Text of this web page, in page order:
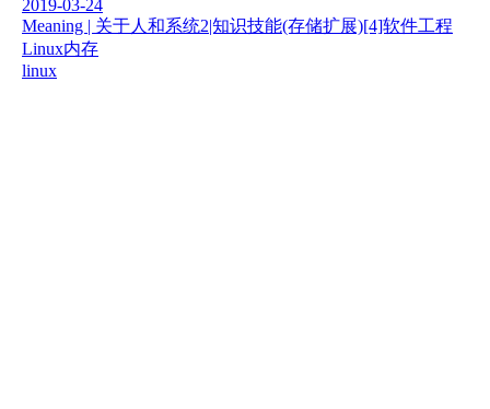
2019-03-24
Meaning | 关于人和系统2|知识技能(存储扩展)[4]软件工程
Linux内存
linux